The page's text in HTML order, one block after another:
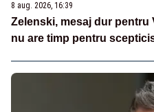
8 aug. 2026, 16:39
Zelenski, mesaj dur pentru
nu are timp pentru